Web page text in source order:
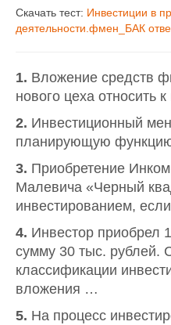
Скачать тест: Инвестиции в
деятельности.фмен_БАК
1. Вложение средств
нового цеха относить
2. Инвестиционный
планирующую
3. Приобретение
Малевича «Черный
инвестированием,
4. Инвестор приобрел
сумму 30 тыс. рублей.
классификации
вложения …
5. На процесс